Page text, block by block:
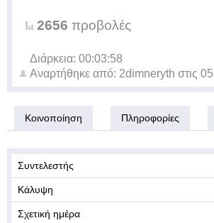
2656 προβολές
Διάρκεια: 00:03:58
Αναρτήθηκε από: 2dimneryth στις
Κοινοποίηση Πληροφορίες
Συντελεστής
Κάλυψη
Σχετική ημέρα